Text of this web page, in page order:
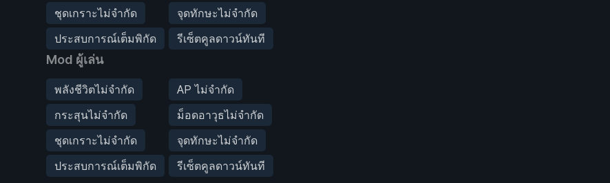
ชุดเกราะไม่จำกัด
จุดทักษะไม่จำกัด
ประสบการณ์เต็มพิกัด
รีเซ็ตคูลดาวน์ทันที
Mod ผู้เล่น
พลังชีวิตไม่จำกัด
AP ไม่จำกัด
กระสุนไม่จำกัด
ม็อดอาวุธไม่จำกัด
ชุดเกราะไม่จำกัด
จุดทักษะไม่จำกัด
ประสบการณ์เต็มพิกัด
รีเซ็ตคูลดาวน์ทันที